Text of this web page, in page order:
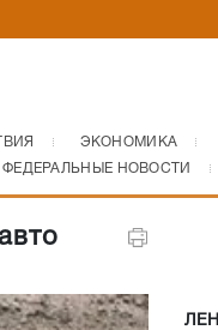
ЭКОНОМИКА
ФЕДЕРАЛЬНЫЕ НОВОСТИ